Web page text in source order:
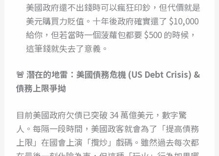
美國政府還不出錢時可以瘋狂印鈔，但代價就是
美元購買力貶值。十年後政府確實還了 $10,000
給你，但若當時一個菠蘿包都要 $500 的時候，
這筆錢就失去了意義。
🚨 潛在的地雷：美國債務危機 (US Debt Crisis) &
債務上限爭拗
目前美國政府欠債已突破 34 萬億美元，數字驚
人。每隔一段時間，美國政客就會為了「提高債務
上限」在國會上演「攬炒」戲碼。雖然過去每次都